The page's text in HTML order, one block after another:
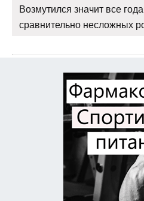
Возмутился значит все
сравнительно несложных